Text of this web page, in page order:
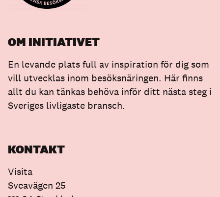
OM INITIATIVET
En levande plats full av inspiration för dig som
vill utvecklas inom besöksnäringen. Här finns
allt du kan tänkas behöva inför ditt nästa steg i
Sveriges livligaste bransch.
KONTAKT
Visita
Sveavägen 25